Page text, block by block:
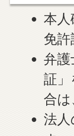
本
免
弁
証
合
法